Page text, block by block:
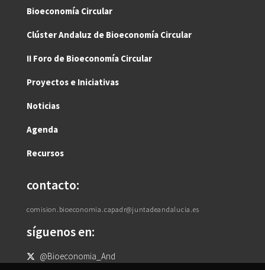
Bioeconomía Circular
Clúster Andaluz de Bioeconomía Circular
II Foro de Bioeconomía Circular
Proyectos e Iniciativas
Noticias
Agenda
Recursos
contacto:
comision.bioeconomia.capadr@juntadeandalucia.es
síguenos en:
@Bioeconomia_And